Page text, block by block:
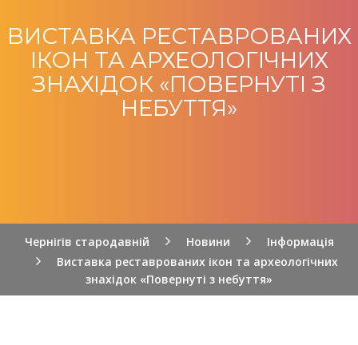
ВИСТАВКА РЕСТАВРОВАНИХ
ІКОН ТА АРХЕОЛОГІЧНИХ
ЗНАХІДОК «ПОВЕРНУТІ З
НЕБУТТЯ»
Чернігів стародавній Новини
Інформація
Виставка реставрованих ікон та археологічних
знахідок «Повернуті з небуття»